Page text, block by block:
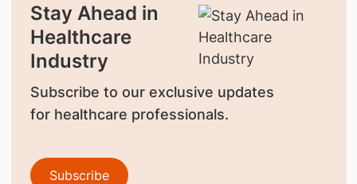
Stay Ahead in
Healthcare
Industry
Subscribe to our exclusive updates
for healthcare professionals.
Subscribe